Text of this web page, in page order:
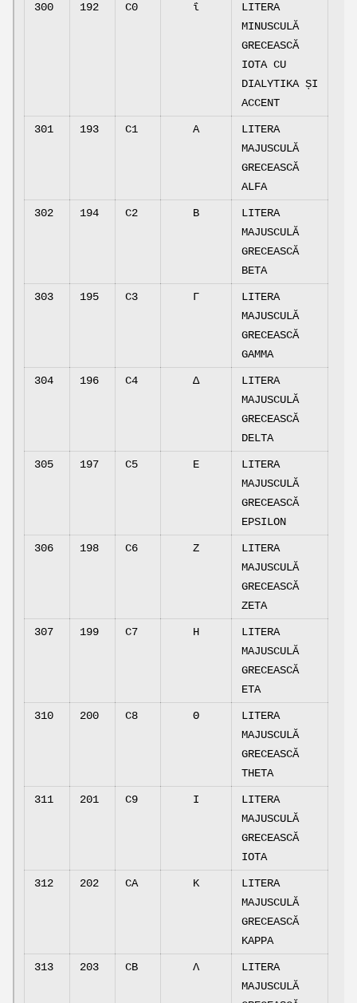
300 192 C0 ΐ
LITERA
MINUSCULĂ
GRECEASCĂ
IOTA CU
DIALYTIKA ȘI
ACCENT
301 193 C1 Α
LITERA
MAJUSCULĂ
GRECEASCĂ
ALFA
302 194 C2 Β
LITERA
MAJUSCULĂ
GRECEASCĂ
BETA
303 195 C3 Γ
LITERA
MAJUSCULĂ
GRECEASCĂ
GAMMA
304 196 C4 Δ
LITERA
MAJUSCULĂ
GRECEASCĂ
DELTA
305 197 C5 Ε
LITERA
MAJUSCULĂ
GRECEASCĂ
EPSILON
306 198 C6 Ζ
LITERA
MAJUSCULĂ
GRECEASCĂ
ZETA
307 199 C7 Η
LITERA
MAJUSCULĂ
GRECEASCĂ
ETA
310 200 C8 Θ
LITERA
MAJUSCULĂ
GRECEASCĂ
THETA
311 201 C9 Ι
LITERA
MAJUSCULĂ
GRECEASCĂ
IOTA
312 202 CA Κ
LITERA
MAJUSCULĂ
GRECEASCĂ
KAPPA
313 203 CB Λ
LITERA
MAJUSCULĂ